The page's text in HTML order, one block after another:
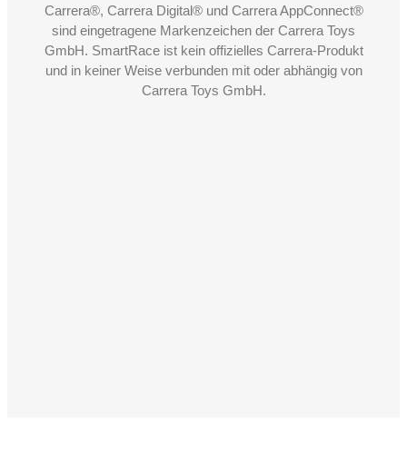
Carrera®, Carrera Digital® und Carrera AppConnect®
sind eingetragene Markenzeichen der Carrera Toys
GmbH. SmartRace ist kein offizielles Carrera-Produkt
und in keiner Weise verbunden mit oder abhängig von
Carrera Toys GmbH.